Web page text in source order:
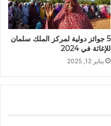
5 جوائز دولية لمركز الملك سلمان
للإغاثة في 2024
يناير 12, 2025